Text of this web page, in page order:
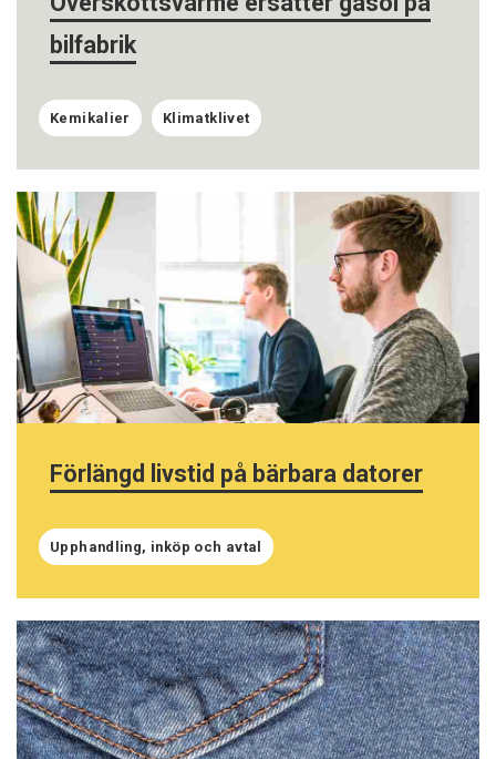
bilfabrik
Kemikalier Klimatklivet
Förlängd livstid på bärbara datorer
Upphandling, inköp och avtal